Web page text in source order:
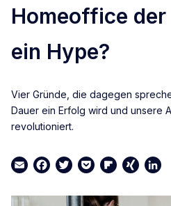
Homeoffice
ein Hype?
Vier Gründe, die dagegen
Dauer ein Erfolg wird und unsere
revolutioniert.
EmailFacebook
TwitterPocketFlipboard
XING